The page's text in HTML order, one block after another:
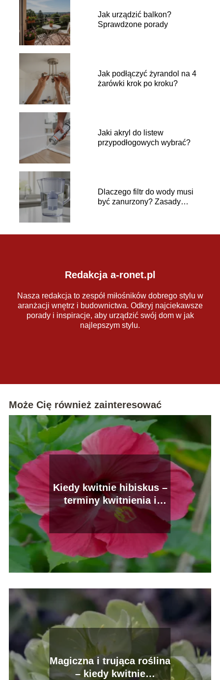
Jak urządzić balkon?
Sprawdzone porady
Jak podłączyć żyrandol na 4
żarówki krok po kroku?
Jaki akryl do listew
przypodłogowych wybrać?
Dlaczego filtr do wody musi
być zanurzony? Zasady
Redakcja a-ronet.pl
Nasza redakcja to zespół miłośników dobrego stylu w
aranżacji wnętrz i budownictwa. Odkryj najciekawsze
porady i inspiracje, aby urządzić swój dom w jak
najlepszym stylu.
Może Cię również zainteresować
Kiedy kwitnie hibiskus –
terminy kwitnienia i
piękno kwiatów
Magiczna i trująca roślina
– kiedy kwitnie